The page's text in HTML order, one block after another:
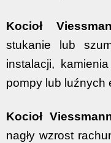
Kocioł
stukanie lub
instalacji,
pompy lub luźnych
Kocioł
nagły wzrost